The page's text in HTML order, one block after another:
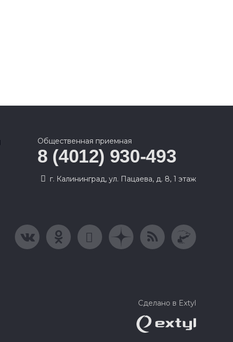
Общественная приемная
8 (4012) 930-493
г. Калининград, ул. Пацаева, д. 8, 1 этаж
Сделано в Extyl